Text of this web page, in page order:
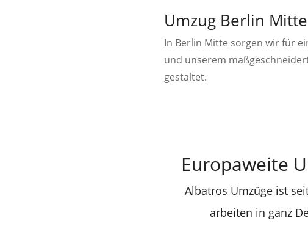
Umzug Berlin
In Berlin Mitte sorgen wir für
und unserem
gestaltet.
Europaweite
Albatros Umzüge ist
arbeiten in ganz